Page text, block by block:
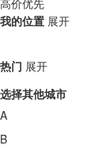
我的位置 展开
热门 展开
选择其他城市
A
B